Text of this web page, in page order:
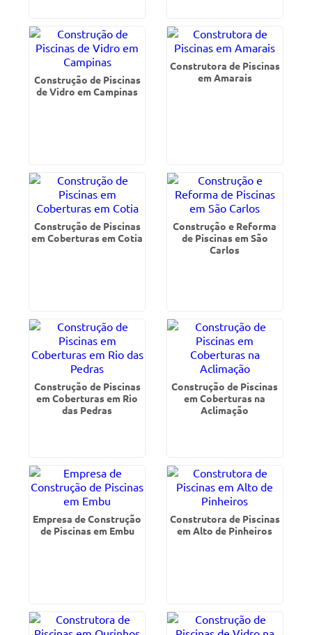
Construção de Piscinas
de Vidro em Campinas
Construtora de Piscinas
em Amarais
Construção de Piscinas
em Coberturas em Cotia
Construção e Reforma
de Piscinas em São
Carlos
Construção de Piscinas
em Coberturas em Rio
das Pedras
Construção de Piscinas
em Coberturas na
Aclimação
Empresa de Construção
de Piscinas em Embu
Construtora de Piscinas
em Alto de Pinheiros